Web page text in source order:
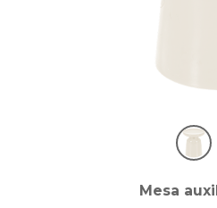
Mesa